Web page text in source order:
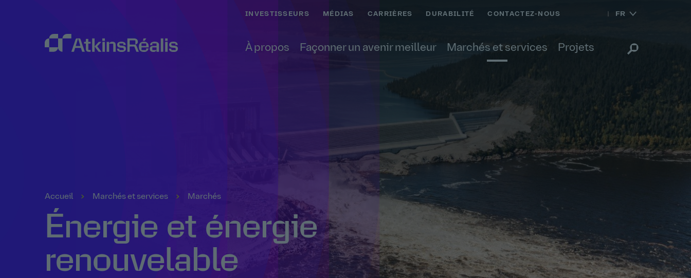
À propos Façonner un avenir meilleur Marchés et services Projets
INVESTISSEURS MÉDIAS CARRIÈRES DURABILITÉ CONTACTEZ-NOUS FR
Accueil Marchés et services Marchés
Énergie et énergie
renouvelable